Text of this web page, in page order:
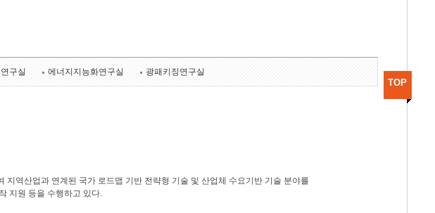
구실 에너지지능화연구실 광패키징연구실
지역산업과 연계된 국가 로드맵 기반 전략형 기술 및 산업체 수요기반 기술 분야를
지원 등을 수행하고 있다.
TOP